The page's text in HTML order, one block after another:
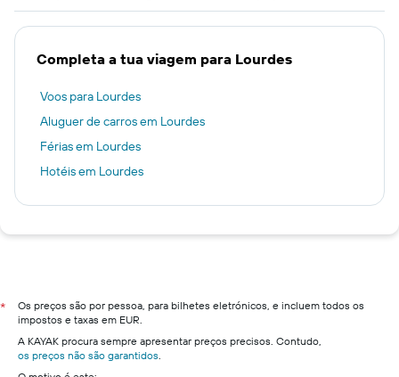
Completa a tua viagem para Lourdes
Voos para Lourdes
Aluguer de carros em Lourdes
Férias em Lourdes
Hotéis em Lourdes
*
Os preços são por pessoa, para bilhetes eletrónicos, e incluem todos os
impostos e taxas em EUR.
A KAYAK procura sempre apresentar preços precisos. Contudo,
os preços não são garantidos.